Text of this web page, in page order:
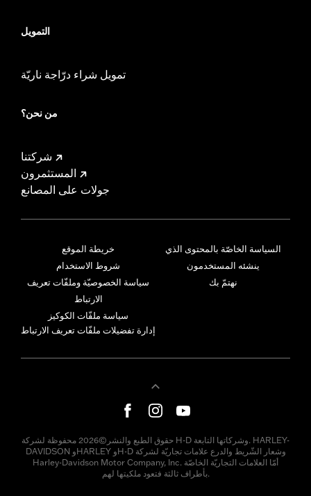
التمويل
تمويل شراء درّاجة ناريّة
من نحن؟
شركتنا
المستثمرون
جولات على المصانع
خريطة الموقع
شروط الاستخدام
سياسة الخصوصيّة وملفّات تعريف
الارتباط
سياسة ملفّات الكوكيز
إدارة تفضيلات ملفّات تعريف الارتباط
السياسة الخاصّة بالمحتوى الذي
ينشئه المستخدمون
نهتمّ بك
حقوق الطبع والنشر©2026 محفوظة لشركة H-D وشركاتها التابعة. HARLEY-
DAVIDSON وHARLEY وH-D وشعار الشّريط والدرع علامات تجاريّة لشركة
Harley-Davidson Motor Company, Inc. أمّا العلامات التجاريّة الخاصّة
بأطراف ثالثة فتعود ملكيتها لهم.